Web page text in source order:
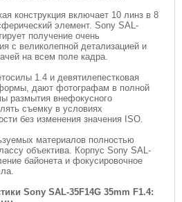
конструкция включает 10 линз в 8
элемент. Sony SAL-
получение очень
с великолепной детализацией и
на всем поле кадра.
1.4 и девятилепестковая
дают фотографам в полной
размытия внефокусного
съемку в условиях
без изменения значения ISO.
материалов полностью
объектива. Корпус Sony SAL-
байонета и фокусировочное
Sony SAL-35F14G 35mm F1.4: